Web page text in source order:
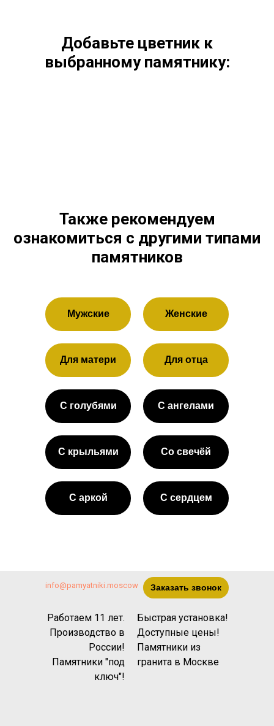
Добавьте цветник к
выбранному памятнику:
Также рекомендуем
ознакомиться с другими типами
памятников
Мужские Женские
Для отца
Для матери
С ангелами
С голубями
Со свечёй
С сердцем
С аркой
С крыльями
Работаем 11 лет.
Производство в
России!
Памятники "под
ключ"!
info@pamyatniki.moscow
Быстрая установка!
Доступные цены!
Памятники из
гранита в Москве
Заказать звонок